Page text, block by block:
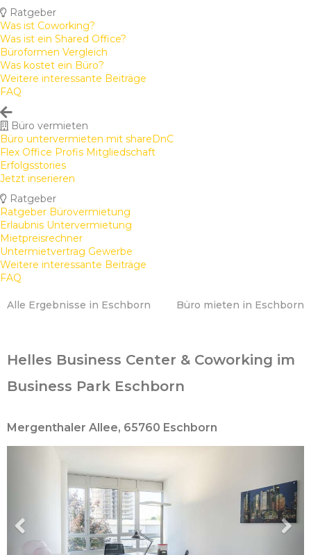
Ratgeber
Was ist Coworking?
Was ist ein Shared Office?
Büroformen Vergleich
Was kostet ein Büro?
Weitere interessante Beiträge
FAQ
Büro vermieten
Büro untervermieten mit shareDnC
Flex Office Profis Mitgliedschaft
Erfolgsstories
Jetzt inserieren
Ratgeber
Ratgeber Bürovermietung
Erlaubnis Untervermietung
Mietpreisrechner
Untermietvertrag Gewerbe
Weitere interessante Beiträge
FAQ
Alle Ergebnisse in Eschborn Büro mieten in Eschborn
Helles Business Center & Coworking im
Business Park Eschborn
Mergenthaler Allee, 65760 Eschborn